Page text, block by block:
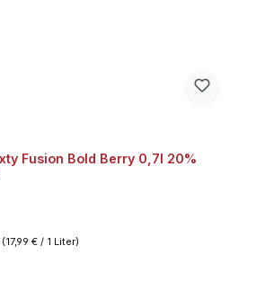
Fusion Bold Berry 0,7l 20%
(17,99 € / 1 Liter)